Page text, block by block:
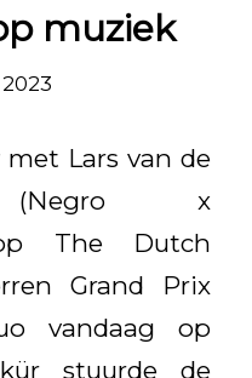
muziek
met Lars van de
(Negro x
The Dutch
Grand Prix
vandaag op
stuurde de